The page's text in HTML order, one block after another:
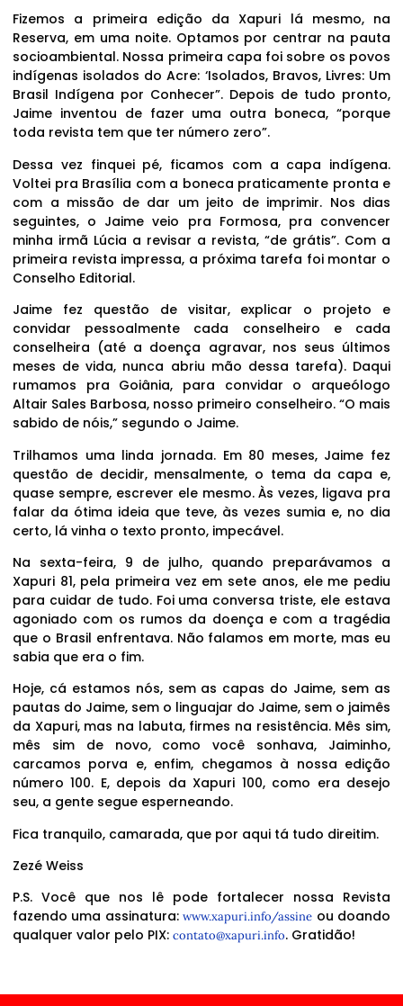
Fizemos a primeira edição da Xapuri lá mesmo, na
Reserva, em uma noite. Optamos por centrar na pauta
socioambiental. Nossa primeira capa foi sobre os povos
indígenas isolados do Acre: ‘Isolados, Bravos, Livres: Um
Brasil Indígena por Conhecer”. Depois de tudo pronto,
Jaime inventou de fazer uma outra boneca, “porque
toda revista tem que ter número zero”.
Dessa vez finquei pé, ficamos com a capa indígena.
Voltei pra Brasília com a boneca praticamente pronta e
com a missão de dar um jeito de imprimir. Nos dias
seguintes, o Jaime veio pra Formosa, pra convencer
minha irmã Lúcia a revisar a revista, “de grátis”. Com a
primeira revista impressa, a próxima tarefa foi montar o
Conselho Editorial.
Jaime fez questão de visitar, explicar o projeto e
convidar pessoalmente cada conselheiro e cada
conselheira (até a doença agravar, nos seus últimos
meses de vida, nunca abriu mão dessa tarefa). Daqui
rumamos pra Goiânia, para convidar o arqueólogo
Altair Sales Barbosa, nosso primeiro conselheiro. “O mais
sabido de nóis,” segundo o Jaime.
Trilhamos uma linda jornada. Em 80 meses, Jaime fez
questão de decidir, mensalmente, o tema da capa e,
quase sempre, escrever ele mesmo. Às vezes, ligava pra
falar da ótima ideia que teve, às vezes sumia e, no dia
certo, lá vinha o texto pronto, impecável.
Na sexta-feira, 9 de julho, quando preparávamos a
Xapuri 81, pela primeira vez em sete anos, ele me pediu
para cuidar de tudo. Foi uma conversa triste, ele estava
agoniado com os rumos da doença e com a tragédia
que o Brasil enfrentava. Não falamos em morte, mas eu
sabia que era o fim.
Hoje, cá estamos nós, sem as capas do Jaime, sem as
pautas do Jaime, sem o linguajar do Jaime, sem o jaimês
da Xapuri, mas na labuta, firmes na resistência. Mês sim,
mês sim de novo, como você sonhava, Jaiminho,
carcamos porva e, enfim, chegamos à nossa edição
número 100. E, depois da Xapuri 100, como era desejo
seu, a gente segue esperneando.
Fica tranquilo, camarada, que por aqui tá tudo direitim.
Zezé Weiss
P.S. Você que nos lê pode fortalecer nossa Revista
fazendo uma assinatura:www.xapuri.info/assine ou doando
qualquer valor pelo PIX: contato@xapuri.info. Gratidão!